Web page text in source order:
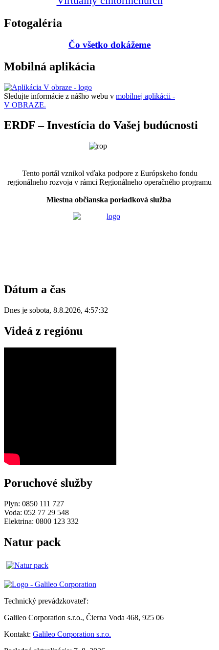
Fotogaléria
Čo všetko dokážeme
Mobilná aplikácia
Sledujte informácie z nášho webu v mobilnej aplikácii -
V OBRAZE.
ERDF – Investícia do Vašej budúcnosti
Tento portál vznikol vďaka podpore z Európskeho fondu
regionálneho rozvoja v rámci Regionálneho operačného programu
Miestna občianska poriadková služba
Dátum a čas
Dnes je sobota, 8.8.2026, 4:57:32
Videá z regiónu
Poruchové služby
Plyn: 0850 111 727
Voda: 052 77 29 548
Elektrina: 0800 123 332
Natur pack
Technický prevádzkovateľ:
Galileo Corporation s.r.o., Čierna Voda 468, 925 06
Kontakt: Galileo Corporation s.r.o.